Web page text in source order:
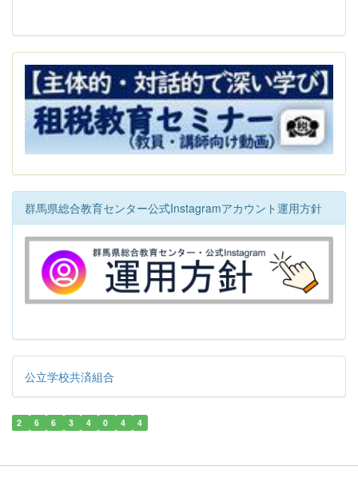
群馬県総合教育センター公式Instagramアカウント運用方針
公立学校共済組合
2 6 6 3 4 0 4 4